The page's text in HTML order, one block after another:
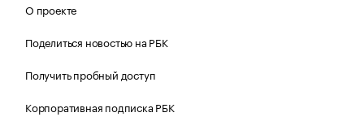
О проекте
Поделиться новостью на РБК
Получить пробный доступ
Корпоративная подписка РБК